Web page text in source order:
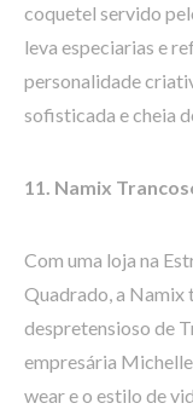
coquetel servido
leva especiarias e
personalidade
sofisticada e cheia
11. Namix
Com uma loja na
Quadrado, a
despretensioso de
empresária
wear e o estilo de